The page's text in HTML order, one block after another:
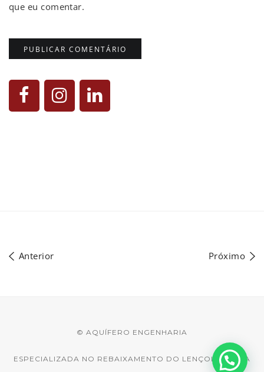
que eu comentar.
Anterior Próximo
© AQUÍFERO ENGENHARIA
ESPECIALIZADA NO REBAIXAMENTO DO LENÇOL D'ÁGUA